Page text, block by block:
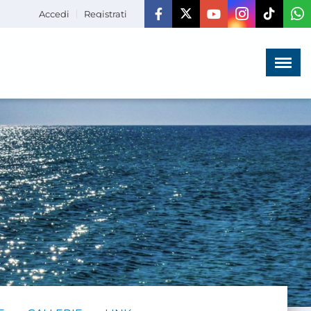
Accedi Registrati
Menù ×
LA VITA
DELL'ASSOCIAZIONE
COMUNICAZIONE,
PROGETTI ED EDITORIA
AMMINISTRAZIONE
TRASPARENTE